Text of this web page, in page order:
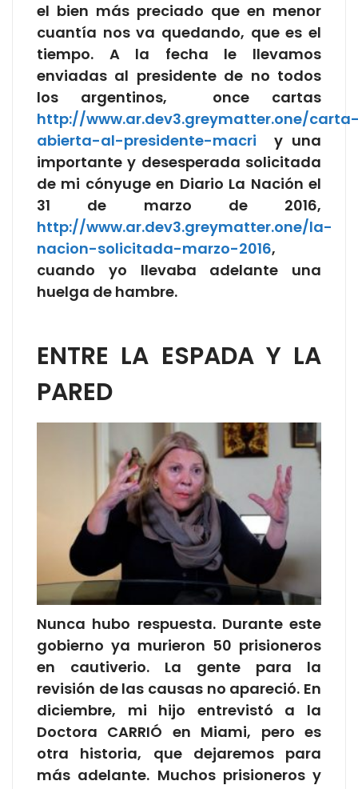
el bien más preciado que en menor
cuantía nos va quedando, que es el
tiempo. A la fecha le llevamos
enviadas al presidente de no todos
los argentinos, once cartas
http://www.ar.dev3.greymatter.one/
abierta-al-presidente-macri y una
importante y desesperada solicitada
de mi cónyuge en Diario La Nación el
31 de marzo de 2016,
http://www.ar.dev3.greymatter.one/la-
nacion-solicitada-marzo-2016,
cuando yo llevaba adelante una
huelga de hambre.
ENTRE LA ESPADA Y LA
PARED
Nunca hubo respuesta. Durante este
gobierno ya murieron 50 prisioneros
en cautiverio. La gente para la
revisión de las causas no apareció. En
diciembre, mi hijo entrevistó a la
Doctora CARRIÓ en Miami, pero es
otra historia, que dejaremos para
más adelante. Muchos prisioneros y